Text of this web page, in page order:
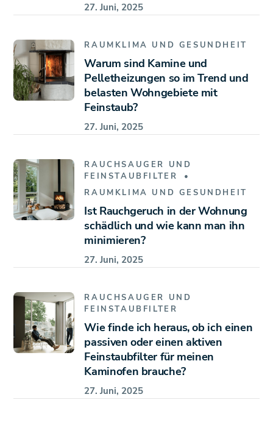
27. Juni, 2025
RAUMKLIMA UND GESUNDHEIT
Warum sind Kamine und
Pelletheizungen so im Trend und
belasten Wohngebiete mit
Feinstaub?
27. Juni, 2025
RAUCHSAUGER UND
FEINSTAUBFILTER
RAUMKLIMA UND GESUNDHEIT
Ist Rauchgeruch in der Wohnung
schädlich und wie kann man ihn
minimieren?
27. Juni, 2025
RAUCHSAUGER UND
FEINSTAUBFILTER
Wie finde ich heraus, ob ich einen
passiven oder einen aktiven
Feinstaubfilter für meinen
Kaminofen brauche?
27. Juni, 2025